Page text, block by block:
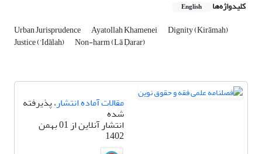
کلیدواژه‌ها English
Urban Jurisprudence Ayatollah Khamenei Dignity (Kirāmah)
Justice (’Idālah) Non-harm (Lā Ḍarar)
مقالات آماده انتشار، پذیرفته
شده
انتشار آنلاین از 01 بهمن
1402